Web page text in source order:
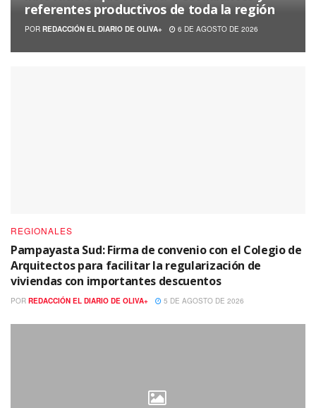
referentes productivos de toda la región
POR REDACCIÓN EL DIARIO DE OLIVA+ 6 DE AGOSTO DE 2026
REGIONALES
Pampayasta Sud: Firma de convenio con el Colegio de
Arquitectos para facilitar la regularización de
viviendas con importantes descuentos
POR REDACCIÓN EL DIARIO DE OLIVA+ 5 DE AGOSTO DE 2026